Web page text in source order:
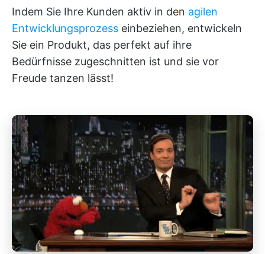
Indem Sie Ihre Kunden aktiv in den agilen
Entwicklungsprozess einbeziehen, entwickeln
Sie ein Produkt, das perfekt auf ihre
Bedürfnisse zugeschnitten ist und sie vor
Freude tanzen lässt!